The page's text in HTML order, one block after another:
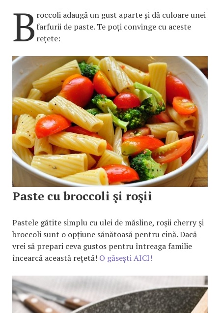
B roccoli adaugă un gust aparte și dă culoare unei
farfurii de paste. Te poți convinge cu aceste
rețete:
Paste cu broccoli şi roşii
Pastele gătite simplu cu ulei de măsline, roşii cherry şi
broccoli sunt o opțiune sănătoasă pentru cină. Dacă
vrei să prepari ceva gustos pentru întreaga familie
încearcă această reţetă! O găsești AICI!